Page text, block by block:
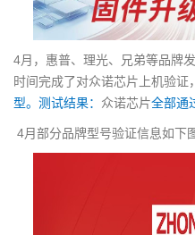
t
o
n
4月，惠普、理光、兄弟等品牌
时间完成了对众诺芯片上机验证
型。测试结果： 众诺芯片全部通
4月部分品牌型号验证信息如下